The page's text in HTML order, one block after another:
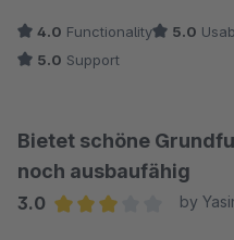
4.0 Functionality 5.0
5.0 Support
Bietet schöne
noch ausbaufähig
3.0
by